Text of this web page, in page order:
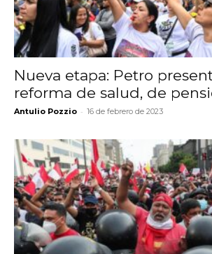
Nueva etapa: Petro
reforma de salud, de
Antulio Pozzio - 16 de febrero de 2023